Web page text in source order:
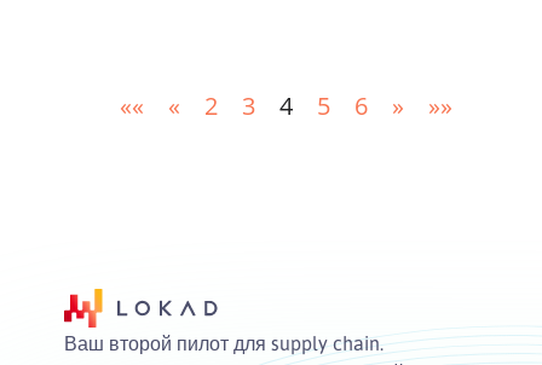
«« « 2 3 4 5 6 » »»
Ваш второй пилот для supply chain.